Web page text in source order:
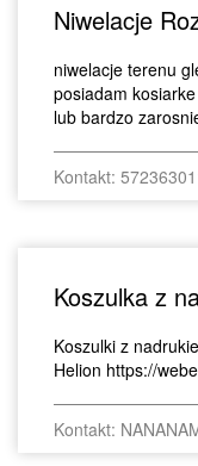
Niwelacje
niwelacje terenu
posiadam
lub bardzo
Kontakt:
Koszulka z
Koszulki z
Helion https://
Kontakt: